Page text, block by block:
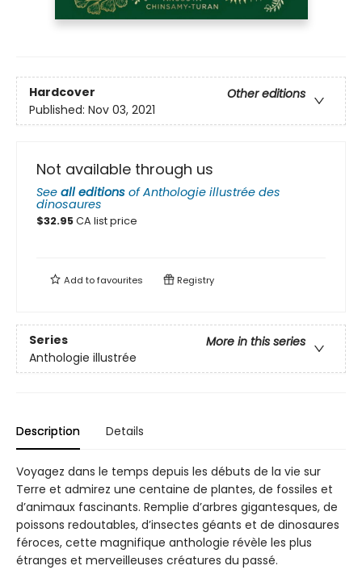
Hardcover
Other editions
Published: Nov 03, 2021
Not available through us
See all editions ofAnthologie illustrée des
dinosaures
$32.95CA list price
Add tofavourites Registry
Series
More in this series
Anthologie illustrée
Description Details
Voyagez dans le temps depuis les débuts de la vie sur
Terre et admirez une centaine de plantes, de fossiles et
d’animaux fascinants. Remplie d’arbres gigantesques, de
poissons redoutables, d’insectes géants et de dinosaures
féroces, cette magnifique anthologie révèle les plus
étranges et merveilleuses créatures du passé.